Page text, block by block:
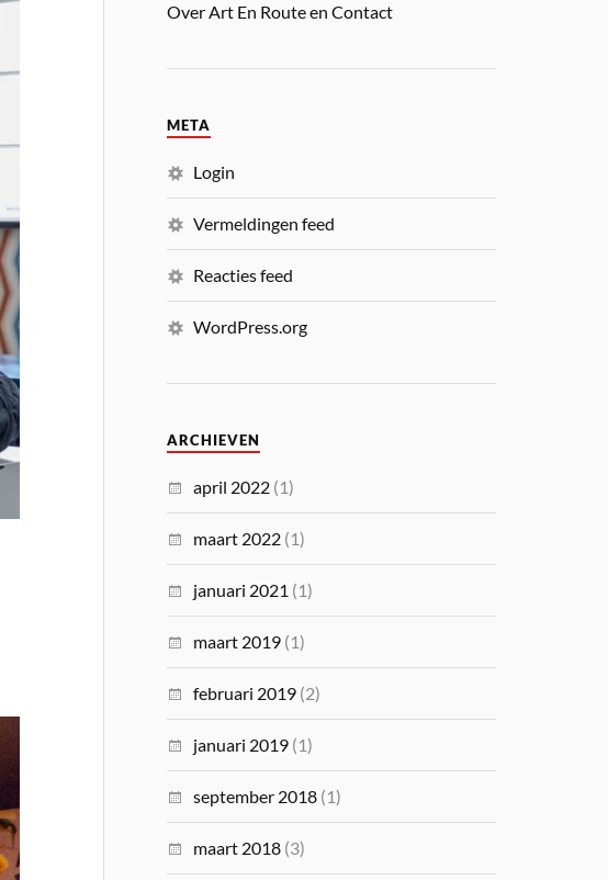
Over Art En Route en Contact
META
Login
Vermeldingen feed
Reacties feed
WordPress.org
ARCHIEVEN
april 2022 (1)
maart 2022 (1)
januari 2021 (1)
maart 2019 (1)
februari 2019 (2)
januari 2019 (1)
september 2018 (1)
maart 2018 (3)